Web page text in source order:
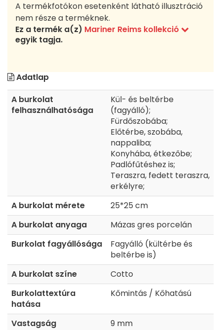
A termékfotókon esetenként látható illusztráció
nem része a terméknek.
Ez a termék a(z) Mariner Reims kollekció
egyik tagja.
Adatlap
A burkolat
felhasználhatósága
Kül- és beltérbe
(fagyálló);
Fürdőszobába;
Előtérbe, szobába,
nappaliba;
Konyhába, étkezőbe;
Padlófűtéshez is;
Teraszra, fedett teraszra,
erkélyre;
A burkolat mérete
25*25 cm
A burkolat anyaga
Mázas gres porcelán
Burkolat fagyállósága
Fagyálló (kültérbe és
beltérbe is)
A burkolat színe
Cotto
Burkolattextúra
hatása
Kőmintás / Kőhatású
Vastagság
9 mm